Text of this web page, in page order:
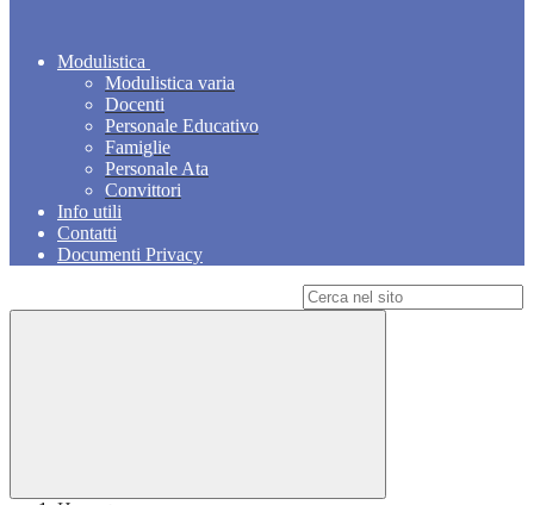
Modulistica
Modulistica varia
Docenti
Personale Educativo
Famiglie
Personale Ata
Convittori
Info utili
Contatti
Documenti Privacy